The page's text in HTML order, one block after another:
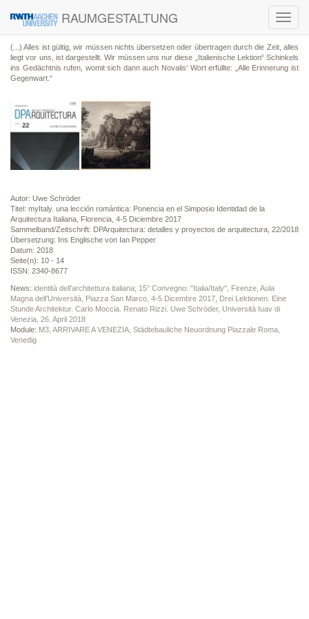
RAUMGESTALTUNG
(...) Alles ist gültig, wir müssen nichts übersetzen oder übertragen durch die Zeit, alles
liegt vor uns, ist dargestellt. Wir müssen uns nur diese „Italienische Lektion“ Schinkels
ins Gedächtnis rufen, womit sich dann auch Novalis‘ Wort erfüllte: „Alle Erinnerung ist
Gegenwart.“
Autor: Uwe Schröder
Titel: myItaly. una lección romántica: Ponencia en el Simposio Identidad de la
Arquitectura Italiana, Florencia, 4-5 Diciembre 2017
Sammelband/Zeitschrift: DPArquitectura: detalles y proyectos de arquitectura, 22/2018
Übersetzung: Ins Englische von Ian Pepper
Datum: 2018
Seite(n): 10 - 14
ISSN: 2340-8677
News: identità dell’architettura italiana; 15° Convegno: "Italia/Italy", Firenze, Aula
Magna dell’Università, Piazza San Marco, 4-5 Dicembre 2017 Drei Lektionen. Eine
Stunde Architektur. Carlo Moccia. Renato Rizzi. Uwe Schröder, Università Iuav di
Venezia, 26. April 2018
Module: M3, ARRIVARE A VENEZIA, Städtebauliche Neuordnung Piazzale Roma,
Venedig